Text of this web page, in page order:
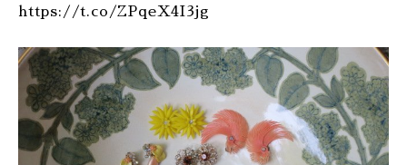
https://t.co/ZPqeX4I3jg